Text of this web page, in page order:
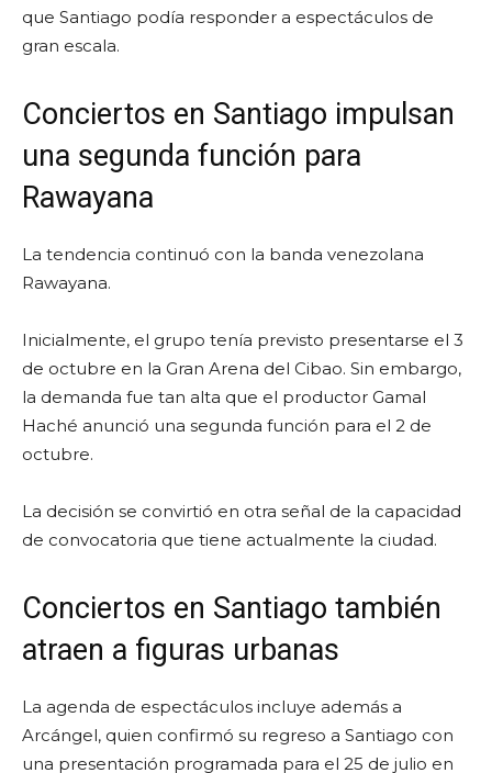
que Santiago podía responder a espectáculos de
gran escala.
Conciertos en Santiago impulsan
una segunda función para
Rawayana
La tendencia continuó con la banda venezolana
Rawayana.
Inicialmente, el grupo tenía previsto presentarse el 3
de octubre en la Gran Arena del Cibao. Sin embargo,
la demanda fue tan alta que el productor Gamal
Haché anunció una segunda función para el 2 de
octubre.
La decisión se convirtió en otra señal de la capacidad
de convocatoria que tiene actualmente la ciudad.
Conciertos en Santiago también
atraen a figuras urbanas
La agenda de espectáculos incluye además a
Arcángel, quien confirmó su regreso a Santiago con
una presentación programada para el 25 de julio en